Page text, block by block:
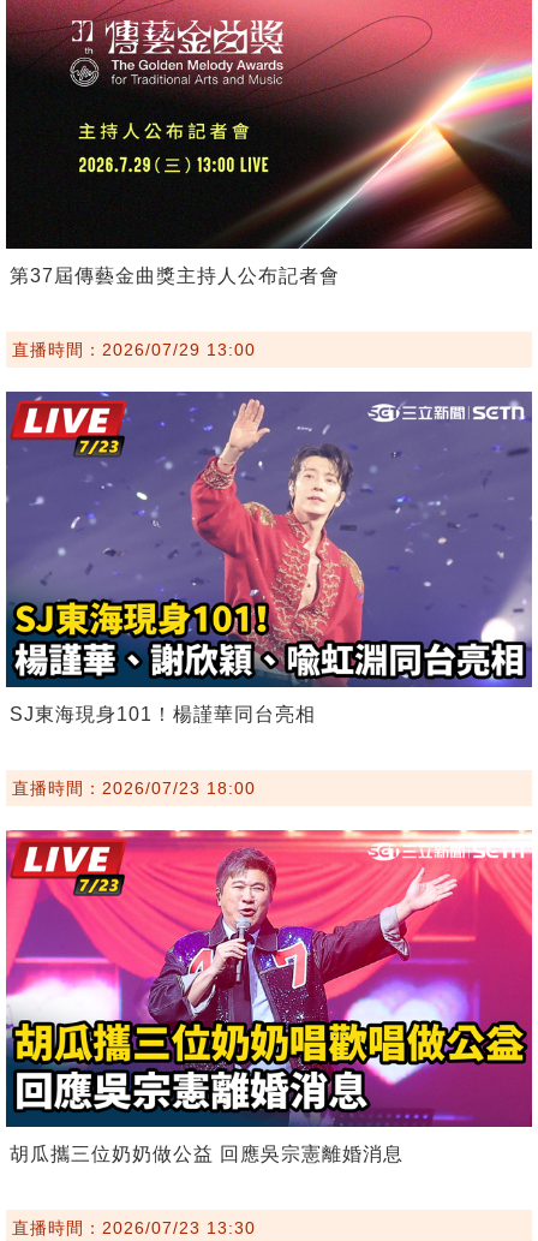
第37屆傳藝金曲獎主持人公布記者會
直播時間：2026/07/29 13:00
SJ東海現身101！楊謹華同台亮相
直播時間：2026/07/23 18:00
胡瓜攜三位奶奶做公益 回應吳宗憲離婚消息
直播時間：2026/07/23 13:30